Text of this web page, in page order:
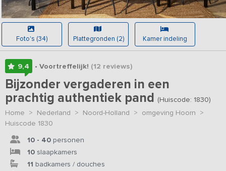
Foto's (34) Plattegronden (2) Kamer indeling
9,4 • Voortreffelijk! (12 reviews)
Bijzonder vergaderen in een
prachtig authentiek pand (Huiscode: 1830)
Home > Nederland > Noord-Holland > omgeving Hoorn >
Huiscode 1830
10 - 40 personen
10 slaapkamers
11 badkamers / douches